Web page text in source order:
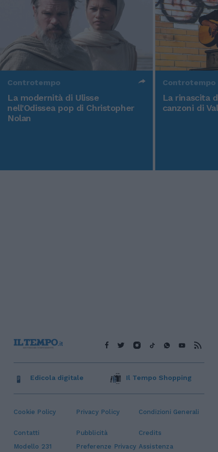
Controtempo
La modernità di Ulisse
nell'Odissea pop di Christopher
Nolan
Controtempo
La rinascita
canzoni di
Cookie Policy Privacy Policy Condizioni Generali
Contatti Pubblicità
Credits
Modello 231
Preferenze Privacy Assistenza
Edicola digitale Il Tempo Shopping